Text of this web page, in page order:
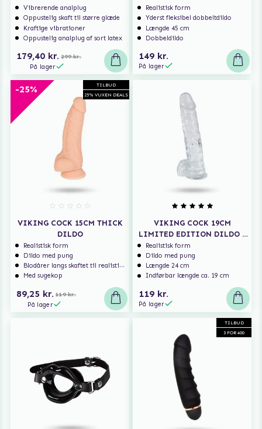
​​innovation, komfort og sofistikering, som dette
premiumprodukt bringer til din personlige samling.
Invester i dit velvære i dag, og nyd den personlige
komfort og tilfredsstillelse, som vores oppustelige
buttplug giver. Din komfort og nydelse er vores
topprioriteter.
BUTTPLUG
Vibrerende analplug
Oppustelig skaft til større glæde
Kraftige vibrationer
Oppustelig analplug af sort latex
179,40 kr. 299 kr.
På lager
Realistisk form
Yderst fleksibel dobbeltdildo
Længde 45 cm
Dobbeldildo
149 kr.
På lager
TILBUD
25% VUXEN DEALS
-25%
VIKING COCK 15CM THICK
DILDO
Realistisk form
Dildo med pung
Blodårer langs skaftet til realistisk nydelse
Med sugekop
89,25 kr. 119 kr.
På lager
VIKING COCK 19CM
LIMITED EDITION DILDO -
CLEAR
Realistisk form
Dildo med pung
Længde 24 cm
Indførbar længde ca. 19 cm
119 kr.
På lager
TILBUD
3 FOR 400